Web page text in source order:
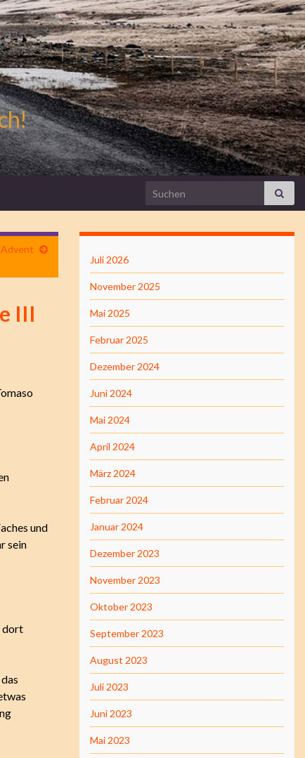
Search for:
III
und
sein
dort
Juli 2026
November 2025
Mai 2025
Februar 2025
Dezember 2024
Juni 2024
Mai 2024
April 2024
März 2024
Februar 2024
Januar 2024
Dezember 2023
November 2023
Oktober 2023
September 2023
August 2023
Juli 2023
Juni 2023
Mai 2023